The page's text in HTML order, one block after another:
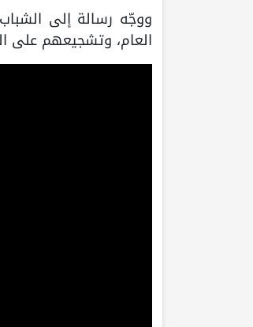
ووجّه رسالة إلى
العام، وتشجيعهم على